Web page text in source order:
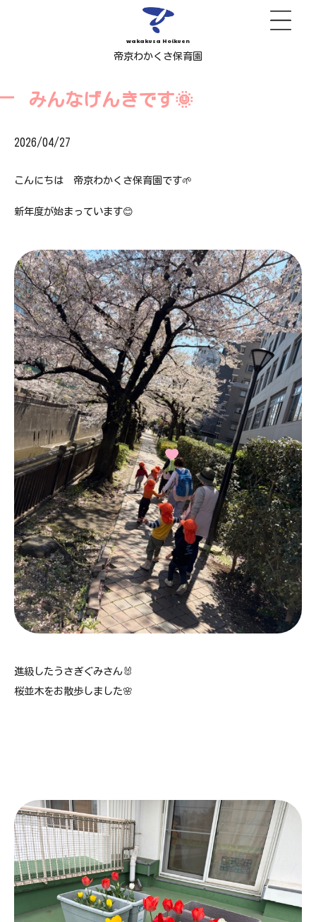
wakakusa Hoikuen
帝京わかくさ保育園
みんなげんきです🌞
2026/04/27
こんにちは 帝京わかくさ保育園です🌱
新年度が始まっています😊
進級したうさぎぐみさん🐰
桜並木をお散歩しました🌸